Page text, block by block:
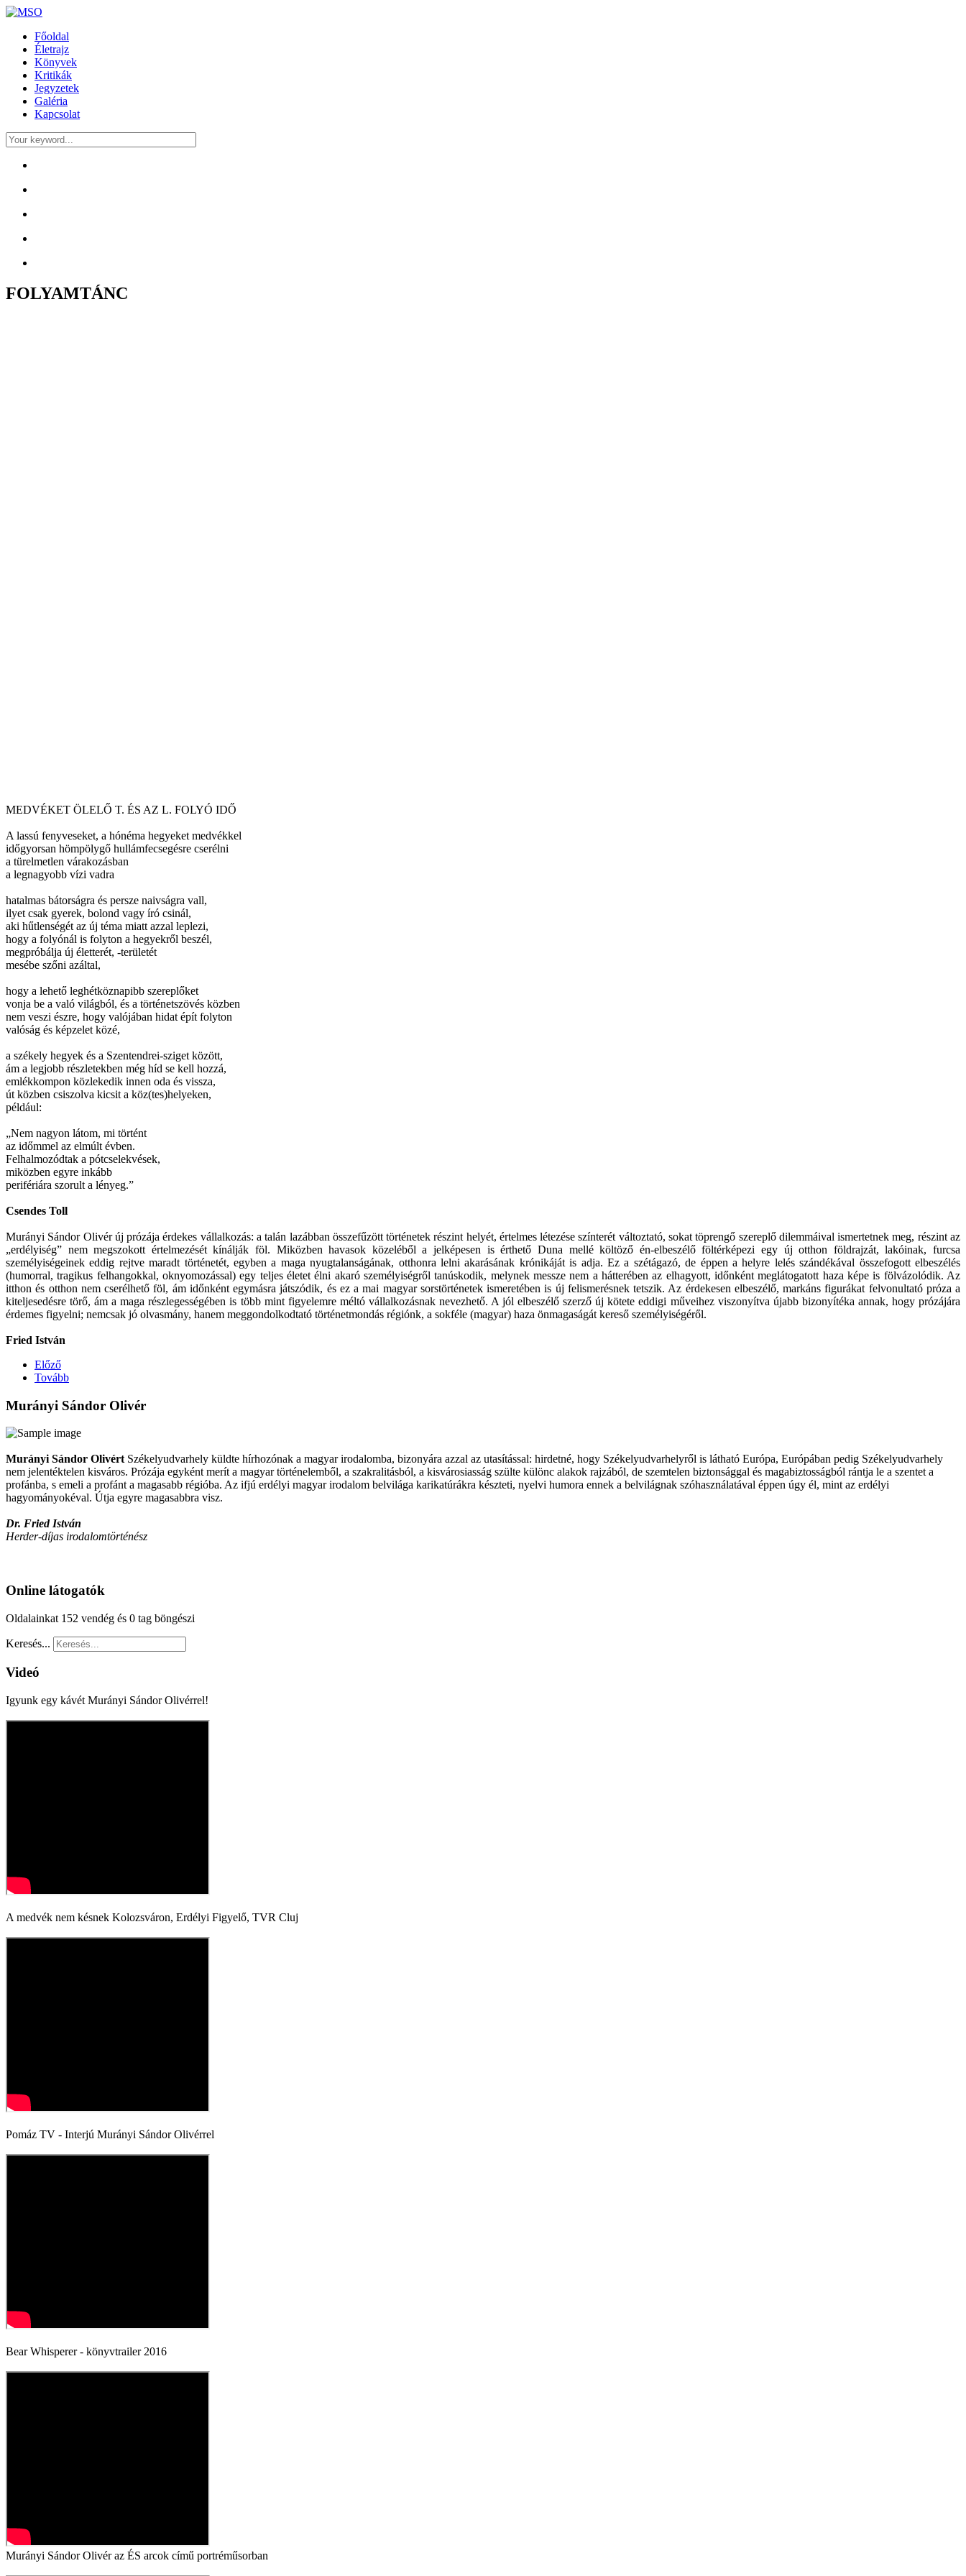
Főoldal
Életrajz
Könyvek
Kritikák
Jegyzetek
Galéria
Kapcsolat
FOLYAMTÁNC
MEDVÉKET ÖLELŐ T. ÉS AZ L. FOLYÓ IDŐ
A lassú fenyveseket, a hónéma hegyeket medvékkel
időgyorsan hömpölygő hullámfecsegésre cserélni
a türelmetlen várakozásban
a legnagyobb vízi vadra
hatalmas bátorságra és persze naivságra vall,
ilyet csak gyerek, bolond vagy író csinál,
aki hűtlenségét az új téma miatt azzal leplezi,
hogy a folyónál is folyton a hegyekről beszél,
megpróbálja új életterét, -területét
mesébe szőni azáltal,
hogy a lehető leghétköznapibb szereplőket
vonja be a való világból, és a történetszövés közben
nem veszi észre, hogy valójában hidat épít folyton
valóság és képzelet közé,
a székely hegyek és a Szentendrei-sziget között,
ám a legjobb részletekben még híd se kell hozzá,
emlékkompon közlekedik innen oda és vissza,
út közben csiszolva kicsit a köz(tes)helyeken,
például:
„Nem nagyon látom, mi történt
az időmmel az elmúlt évben.
Felhalmozódtak a pótcselekvések,
miközben egyre inkább
perifériára szorult a lényeg.”
Csendes Toll
Murányi Sándor Olivér új prózája érdekes vállalkozás: a talán lazábban összefűzött történetek részint helyét, értelmes létezése színterét változtató, sokat töprengő szereplő dilemmáival ismertetnek meg, részint az
„erdélyiség” nem megszokott értelmezését kínálják föl. Miközben havasok közeléből a jelképesen is érthető Duna mellé költöző én-elbeszélő föltérképezi egy új otthon földrajzát, lakóinak, furcsa
személyiségeinek eddig rejtve maradt történetét, egyben a maga nyugtalanságának, otthonra lelni akarásának krónikáját is adja. Ez a szétágazó, de éppen a helyre lelés szándékával összefogott elbeszélés
(humorral, tragikus felhangokkal, oknyomozással) egy teljes életet élni akaró személyiségről tanúskodik, melynek messze nem a hátterében az elhagyott, időnként meglátogatott haza képe is fölvázolódik. Az
itthon és otthon nem cserélhető föl, ám időnként egymásra játszódik, és ez a mai magyar sorstörténetek ismeretében is új felismerésnek tetszik. Az érdekesen elbeszélő, markáns figurákat felvonultató próza a
kiteljesedésre törő, ám a maga részlegességében is több mint figyelemre méltó vállalkozásnak nevezhető. A jól elbeszélő szerző új kötete eddigi műveihez viszonyítva újabb bizonyítéka annak, hogy prózájára
érdemes figyelni; nemcsak jó olvasmány, hanem meggondolkodtató történetmondás régiónk, a sokféle (magyar) haza önmagaságát kereső személyiségéről.
Fried István
Előző
Tovább
Murányi Sándor Olivér
Murányi Sándor Olivért Székelyudvarhely küldte hírhozónak a magyar irodalomba, bizonyára azzal az utasítással: hirdetné, hogy Székelyudvarhelyről is látható Európa, Európában pedig Székelyudvarhely
nem jelentéktelen kisváros. Prózája egyként merít a magyar történelemből, a szakralitásból, a kisvárosiasság szülte különc alakok rajzából, de szemtelen biztonsággal és magabiztosságból rántja le a szentet a
profánba, s emeli a profánt a magasabb régióba. Az ifjú erdélyi magyar irodalom belvilága karikatúrákra készteti, nyelvi humora ennek a belvilágnak szóhasználatával éppen úgy él, mint az erdélyi
hagyományokéval. Útja egyre magasabbra visz.
Dr. Fried István
Herder-díjas irodalomtörténész
Online látogatók
Oldalainkat 152 vendég és 0 tag böngészi
Keresés...
Videó
Igyunk egy kávét Murányi Sándor Olivérrel!
A medvék nem késnek Kolozsváron, Erdélyi Figyelő, TVR Cluj
Pomáz TV - Interjú Murányi Sándor Olivérrel
Bear Whisperer - könyvtrailer 2016
Murányi Sándor Olivér az ÉS arcok című portréműsorban